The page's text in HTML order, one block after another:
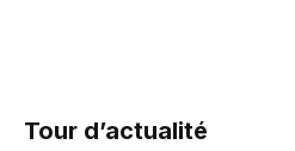
Tour d’actualité